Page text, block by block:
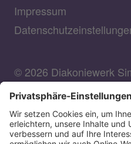
Impressum
© 2026 Diakoniewerk